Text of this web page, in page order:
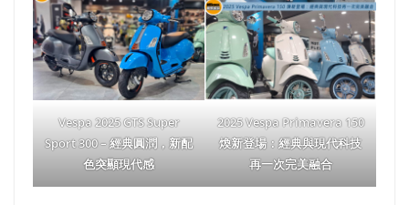
Vespa 2025 GTS Super
Sport 300 – 經典圓潤，新配
色突顯現代感
2025 Vespa Primavera 150
煥新登場：經典與現代科技
再一次完美融合